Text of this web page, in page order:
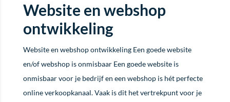
Website en webshop
ontwikkeling
Website en webshop ontwikkeling Een goede website
en/of webshop is onmisbaar Een goede website is
onmisbaar voor je bedrijf en een webshop is hét perfecte
online verkoopkanaal. Vaak is dit het vertrekpunt voor je